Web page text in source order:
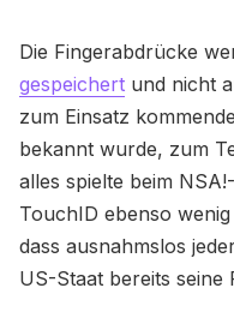
Die Fingerabdrücke
gespeichert und nicht
zum Einsatz
bekannt wurde, zum
alles spielte beim
TouchID ebenso
dass ausnahmslos
US-Staat bereits seine